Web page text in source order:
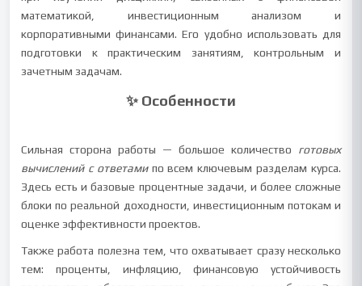
математикой, инвестиционным анализом и
корпоративными финансами. Его удобно использовать для
подготовки к практическим занятиям, контрольным и
зачетным задачам.
✨ Особенности
Сильная сторона работы — большое количество готовых
вычислений с ответамипо всем ключевым разделам курса.
Здесь есть и базовые процентные задачи, и более сложные
блоки по реальной доходности, инвестиционным потокам и
оценке эффективности проектов.
Также работа полезна тем, что охватывает сразу несколько
тем: проценты, инфляцию, финансовую устойчивость